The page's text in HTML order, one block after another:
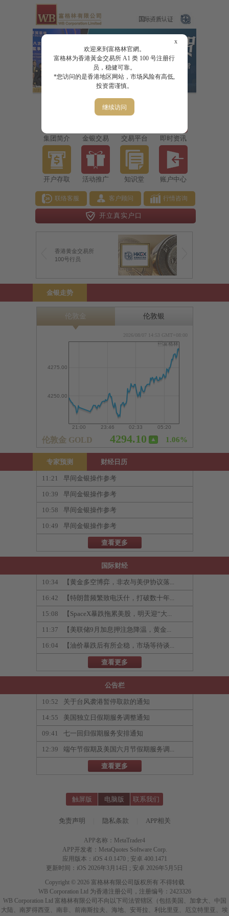
x
欢迎來到富格林官網。
富格林为香港黃金交易所 A1 类 100 号注册行
员，稳健可靠。
*您访问的是香港地区网站，市场风险有高低,
投资需谨慎。
继续访问
集团简介 金银交易 交易平台 即时资讯
开户存取 活动推广 知识堂 账户中心
联络客服 客户顾问 行情咨询
开立真实户口
香港黄金交易所
100号行员
金银走势
专家预测 财经日历
11:21 早间金银操作参考
10:39 早间金银操作参考
10:58 早间金银操作参考
10:49 早间金银操作参考
查看更多
国际财经
10:34 【黄金多空博弈，非农与美伊协议落...
16:42 【特朗普频繁致电沃什，打破数十年...
15:08 【SpaceX暴跌拖累美股，明天迎“大...
11:37 【美联储9月加息押注急降温，黄金...
16:04 【油价暴跌后有所企稳，市场等待谈...
查看更多
公告栏
10:52 关于台风袭港暂停取款的通知
14:55 美国独立日假期服务调整通知
09:41 七一回归假期服务安排通知
12:39 端午节假期及美国六月节假期服务调...
查看更多
触屏版 电脑版 联系我们
免责声明 隐私条款 APP相关
APP名称：MetaTrader4
APP开发者：MetaQuotes Software Corp.
应用版本：iOS 4.0.1470 ; 安卓 400.1471
更新时间：iOS 2026年3月14日 ; 安卓 2026年5月5日
Copyright © 2026 富格林有限公司版权所有 不得转载
WB Corporation Ltd 为香港注册公司，注册编号：2423326
WB Corporation Ltd 富格林有限公司不向以下司法管辖区（包括美国、加拿大、中国
大陆、南罗得西亚、南非、前南斯拉夫、海地、安哥拉、利比里亚、厄立特里亚、埃